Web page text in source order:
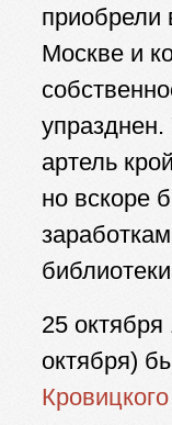
приобрели
Москве и
артель
но вскоре
25
октября)
Кровицкого